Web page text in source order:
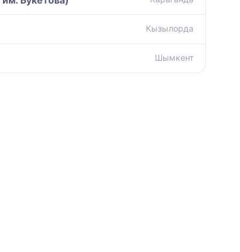
Кызылорда
Шымкент